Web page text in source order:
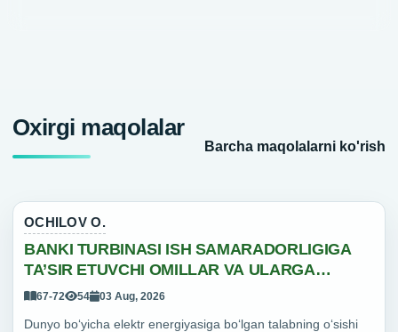
Oxirgi maqolalar
Barcha maqolalarni ko'rish
OCHILOV O.
BANKI TURBINASI ISH SAMARADORLIGIGA
TA’SIR ETUVCHI OMILLAR VA ULARGA
QARSHI CHORALAR
67-72 54 03 Aug, 2026
Dunyo bo‘yicha elektr energiyasiga bo‘lgan talabning o‘sishi